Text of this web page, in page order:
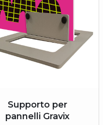
Supporto per
pannelli Gravix